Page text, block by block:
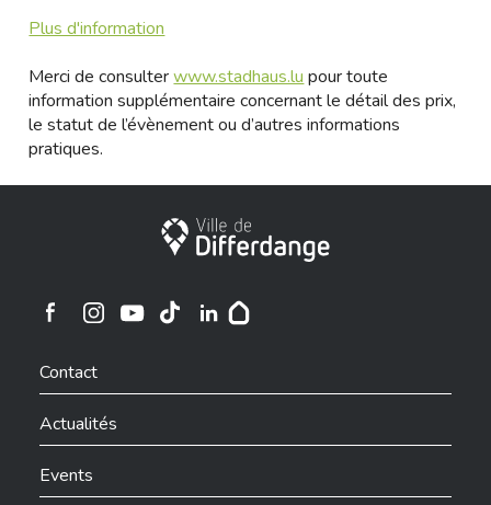
Plus d'information
Merci de consulterwww.stadhaus.lu pour toute
information supplémentaire concernant le détail des prix,
le statut de l’évènement ou d’autres informations
pratiques.
Ville de Differdange
Ville de Differdange sur Instagram
Contact
Actualités
Events